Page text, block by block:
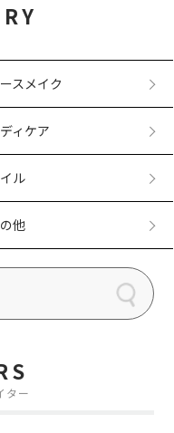
スメイク
ィケア
ル
他
ター